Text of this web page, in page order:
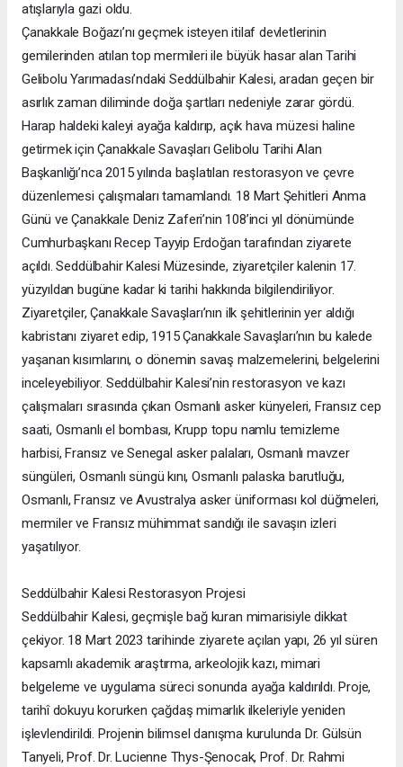
atışlarıyla gazi oldu.
Çanakkale Boğazı’nı geçmek isteyen itilaf devletlerinin
gemilerinden atılan top mermileri ile büyük hasar alan Tarihi
Gelibolu Yarımadası’ndaki Seddülbahir Kalesi, aradan geçen bir
asırlık zaman diliminde doğa şartları nedeniyle zarar gördü.
Harap haldeki kaleyi ayağa kaldırıp, açık hava müzesi haline
getirmek için Çanakkale Savaşları Gelibolu Tarihi Alan
Başkanlığı’nca 2015 yılında başlatılan restorasyon ve çevre
düzenlemesi çalışmaları tamamlandı. 18 Mart Şehitleri Anma
Günü ve Çanakkale Deniz Zaferi’nin 108’inci yıl dönümünde
Cumhurbaşkanı Recep Tayyip Erdoğan tarafından ziyarete
açıldı. Seddülbahir Kalesi Müzesinde, ziyaretçiler kalenin 17.
yüzyıldan bugüne kadar ki tarihi hakkında bilgilendiriliyor.
Ziyaretçiler, Çanakkale Savaşları’nın ilk şehitlerinin yer aldığı
kabristanı ziyaret edip, 1915 Çanakkale Savaşları’nın bu kalede
yaşanan kısımlarını, o dönemin savaş malzemelerini, belgelerini
inceleyebiliyor. Seddülbahir Kalesi’nin restorasyon ve kazı
çalışmaları sırasında çıkan Osmanlı asker künyeleri, Fransız cep
saati, Osmanlı el bombası, Krupp topu namlu temizleme
harbisi, Fransız ve Senegal asker palaları, Osmanlı mavzer
süngüleri, Osmanlı süngü kını, Osmanlı palaska barutluğu,
Osmanlı, Fransız ve Avustralya asker üniforması kol düğmeleri,
mermiler ve Fransız mühimmat sandığı ile savaşın izleri
yaşatılıyor.
Seddülbahir Kalesi Restorasyon Projesi
Seddülbahir Kalesi, geçmişle bağ kuran mimarisiyle dikkat
çekiyor. 18 Mart 2023 tarihinde ziyarete açılan yapı, 26 yıl süren
kapsamlı akademik araştırma, arkeolojik kazı, mimari
belgeleme ve uygulama süreci sonunda ayağa kaldırıldı. Proje,
tarihî dokuyu korurken çağdaş mimarlık ilkeleriyle yeniden
işlevlendirildi. Projenin bilimsel danışma kurulunda Dr. Gülsün
Tanyeli, Prof. Dr. Lucienne Thys-Şenocak, Prof. Dr. Rahmi